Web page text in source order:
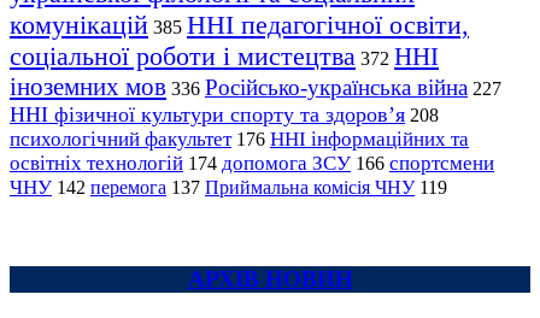
комунікацій 385 ННІ педагогічної освіти,
соціальної роботи і мистецтва 372 ННІ
іноземних мов 336 Російсько-українська війна 227
ННІ фізичної культури спорту та здоров’я 208
психологічний факультет 176 ННІ інформаційних та
освітніх технологій 174 допомога ЗСУ 166 спортсмени
ЧНУ 142 перемога 137 Приймальна комісія ЧНУ 119
АРХІВ НОВИН